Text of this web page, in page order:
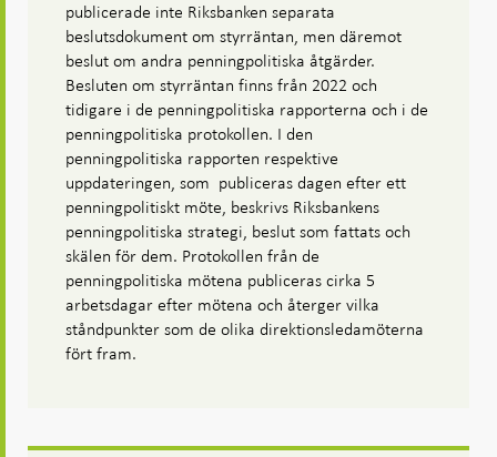
publicerade inte Riksbanken separata
beslutsdokument om styrräntan, men däremot
beslut om andra penningpolitiska åtgärder.
Besluten om styrräntan finns från 2022 och
tidigare i de penningpolitiska rapporterna och i de
penningpolitiska protokollen. I den
penningpolitiska rapporten respektive
uppdateringen, som publiceras dagen efter ett
penningpolitiskt möte, beskrivs Riksbankens
penningpolitiska strategi, beslut som fattats och
skälen för dem. Protokollen från de
penningpolitiska mötena publiceras cirka 5
arbetsdagar efter mötena och återger vilka
ståndpunkter som de olika direktionsledamöterna
fört fram.